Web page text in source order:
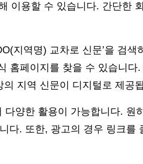
이용할 수 있습니다. 간단한
지역명) 교차로 신문’을 검
홈페이지를 찾을 수 있습니
지역 신문이 디지털로 제공
양한 활용이 가능합니다. 원
다. 또한, 광고의 경우 링크를